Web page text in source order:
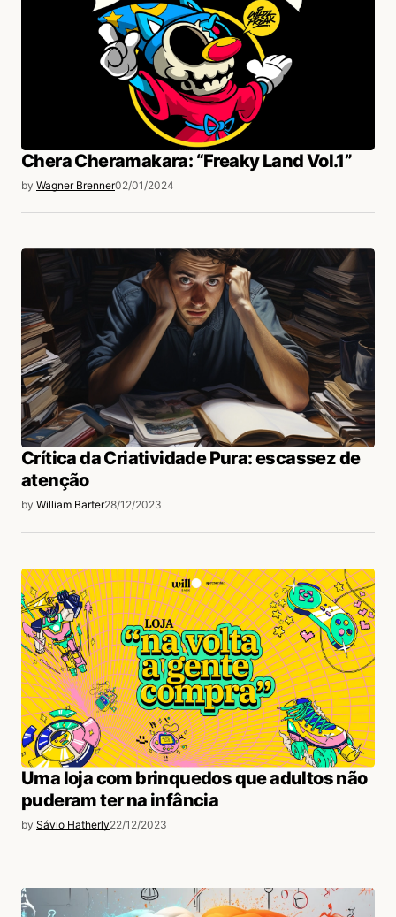
Chera Cheramakara: “Freaky Land Vol.1”
by Wagner Brenner02/01/2024
Crítica da Criatividade Pura: escassez de
atenção
by William Barter28/12/2023
Uma loja com brinquedos que adultos não
puderam ter na infância
by Sávio Hatherly22/12/2023